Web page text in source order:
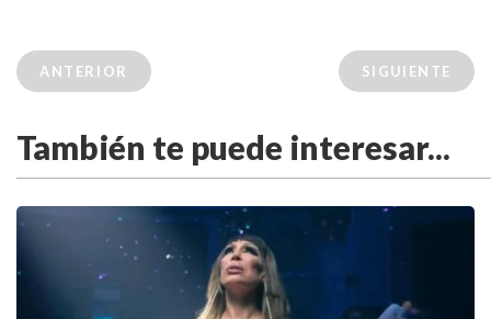
ANTERIOR SIGUIENTE
También te puede interesar...